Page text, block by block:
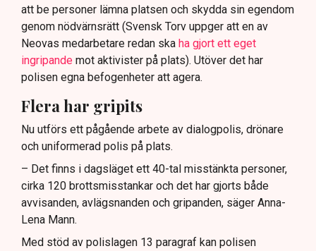
att be personer lämna platsen och skydda sin egendom
genom nödvärnsrätt (Svensk Torv uppger att en av
Neovas medarbetare redan ska ha gjort ett eget
ingripande mot aktivister på plats). Utöver det har
polisen egna befogenheter att agera.
Flera har gripits
Nu utförs ett pågående arbete av dialogpolis, drönare
och uniformerad polis på plats.
– Det finns i dagsläget ett 40-tal misstänkta personer,
cirka 120 brottsmisstankar och det har gjorts både
avvisanden, avlägsnanden och gripanden, säger Anna-
Lena Mann.
Med stöd av polislagen 13 paragraf kan polisen